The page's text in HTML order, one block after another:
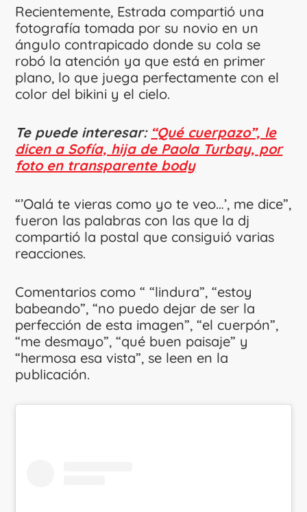
Recientemente, Estrada compartió una
fotografía tomada por su novio en un
ángulo contrapicado donde su cola se
robó la atención ya que está en primer
plano, lo que juega perfectamente con el
color del bikini y el cielo.
Te puede interesar: “Qué cuerpazo”, le
dicen a Sofía, hija de Paola Turbay, por
foto en transparente body
“’Oalá te vieras como yo te veo…’, me dice”,
fueron las palabras con las que la dj
compartió la postal que consiguió varias
reacciones.
Comentarios como “ “lindura”, “estoy
babeando”, “no puedo dejar de ser la
perfección de esta imagen”, “el cuerpón”,
“me desmayo”, “qué buen paisaje” y
“hermosa esa vista”, se leen en la
publicación.